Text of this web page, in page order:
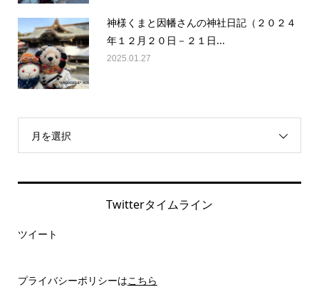
神様くまと因幡さんの神社日記（２０２４
年１２月２０日－２１日...
2025.01.27
月を選択
Twitterタイムライン
ツイート
プライバシーポリシーはこちら